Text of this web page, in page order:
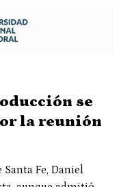
se
la reunión
Fe, Daniel